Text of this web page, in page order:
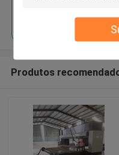
Produtos